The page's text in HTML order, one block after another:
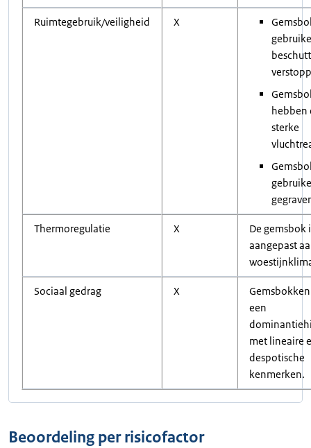
Ruimtegebruik/veiligheid X
hebben
sterke
Thermoregulatie X
De gemsbok
aangepast
Sociaal gedrag X
een
met lineaire
despotische
kenmerken.
Beoordeling per risicofactor